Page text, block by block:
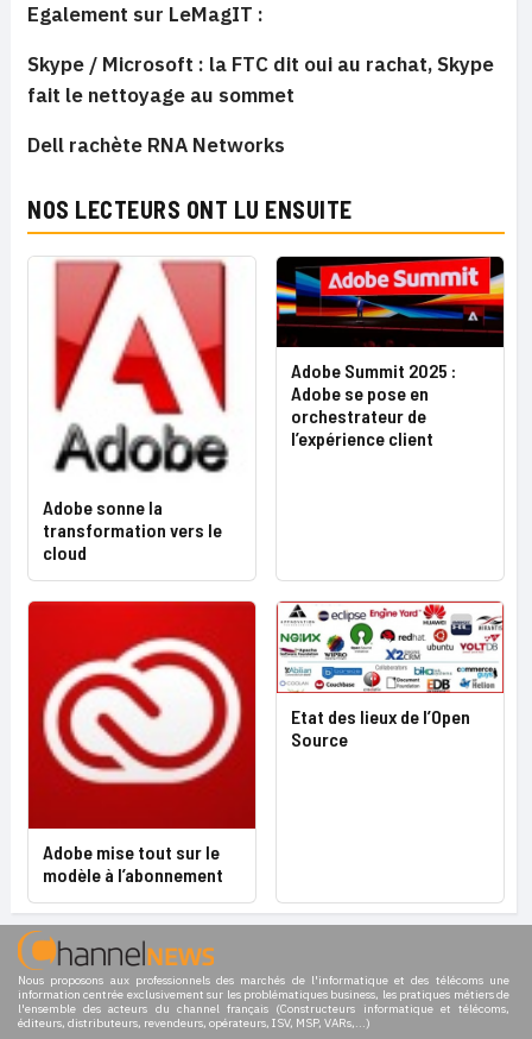
Egalement sur LeMagIT :
Skype / Microsoft : la FTC dit oui au rachat, Skype
fait le nettoyage au sommet
Dell rachète RNA Networks
NOS LECTEURS ONT LU ENSUITE
Adobe sonne la
transformation vers le
cloud
Adobe Summit 2025 :
Adobe se pose en
orchestrateur de
l’expérience client
Adobe mise tout sur le
modèle à l’abonnement
Etat des lieux de l’Open
Source
Nous proposons aux professionnels des marchés de l'informatique et des télécoms une
information centrée exclusivement sur les problématiques business, les pratiques métiers de
l'ensemble des acteurs du channel français (Constructeurs informatique et télécoms,
éditeurs, distributeurs, revendeurs, opérateurs, ISV, MSP, VARs,...)